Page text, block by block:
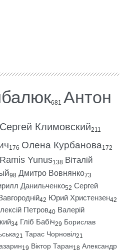
681 Антон
Сергей Климовский211
176 Олена Курбанова172
Ramis Yunus138 Віталій
98 Дмитро Вовнянко73
Данильченко52 Сергей
42 Юрий Христензен42
Петров40 Валерій
34 Гліб Бабіч29 Борислав
21 Тарас Чорновіл21
19 Віктор Таран18 Александр